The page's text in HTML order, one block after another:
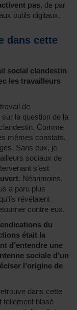
pas, de par
outils digitaux.
dans cette
social clandestin
les travailleurs
de
la question de la
Comme
mêmes constats,
Sans eux, je
sociaux de
s’est
. Néanmoins,
a paru plus
révélaient
contre eux.
du
était la
d’entendre une
sociale d’un
l’origine de
dans cette
tellement blasé